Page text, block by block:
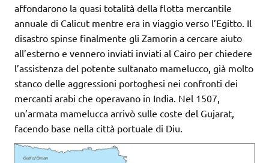
affondarono la quasi totalità della flotta mercantile
annuale di Calicut mentre era in viaggio verso l’Egitto. Il
disastro spinse finalmente gli Zamorin a cercare aiuto
all’esterno e vennero inviati inviati al Cairo per chiedere
l’assistenza del potente sultanato mamelucco, già molto
stanco delle aggressioni portoghesi nei confronti dei
mercanti arabi che operavano in India. Nel 1507,
un’armata mamelucca arrivò sulle coste del Gujarat,
facendo base nella città portuale di Diu.